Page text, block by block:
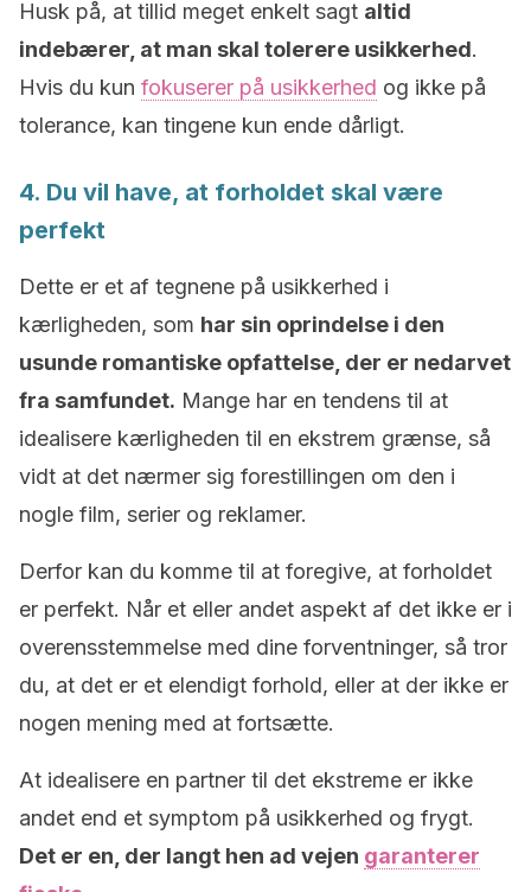
Husk på, at tillid meget enkelt sagt altid
indebærer, at man skal tolerere usikkerhed.
Hvis du kun fokuserer på usikkerhed og ikke på
tolerance, kan tingene kun ende dårligt.
4. Du vil have, at forholdet skal være
perfekt
Dette er et af tegnene på usikkerhed i
kærligheden, som har sin oprindelse i den
usunde romantiske opfattelse, der er nedarvet
fra samfundet. Mange har en tendens til at
idealisere kærligheden til en ekstrem grænse, så
vidt at det nærmer sig forestillingen om den i
nogle film, serier og reklamer.
Derfor kan du komme til at foregive, at forholdet
er perfekt. Når et eller andet aspekt af det ikke er i
overensstemmelse med dine forventninger, så tror
du, at det er et elendigt forhold, eller at der ikke er
nogen mening med at fortsætte.
At idealisere en partner til det ekstreme er ikke
andet end et symptom på usikkerhed og frygt.
Det er en, der langt hen ad vejen garanterer